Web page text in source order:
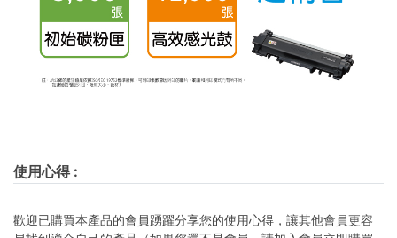
使用心得:
歡迎已購買本產品的會員踴躍分享您的使用心得，讓其他會員更容